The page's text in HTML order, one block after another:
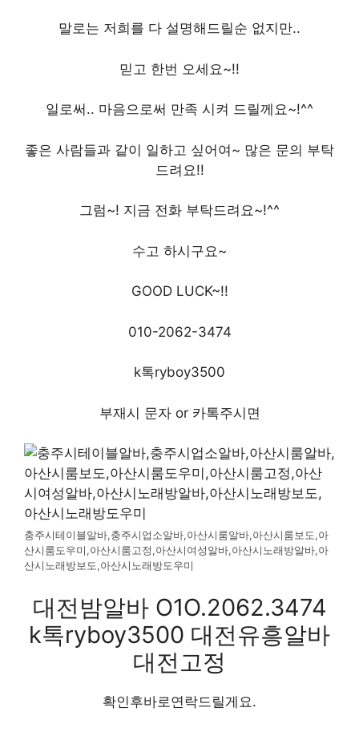
말로는 저희를 다 설명해드릴순 없지만..
믿고 한번 오세요~!!
일로써.. 마음으로써 만족 시켜 드릴께요~!^^
좋은 사람들과 같이 일하고 싶어여~ 많은 문의 부탁
드려요!!
그럼~! 지금 전화 부탁드려요~!^^
수고 하시구요~
GOOD LUCK~!!
010-2062-3474
k톡ryboy3500
부재시 문자 or 카톡주시면
충주시테이블알바,충주시업소알바,아산시룸알바,아산시룸보도,아
산시룸도우미,아산시룸고정,아산시여성알바,아산시노래방알바,아
산시노래방보도,아산시노래방도우미
대전밤알바 O1O.2062.3474
k톡ryboy3500 대전유흥알바
대전고정
확인후바로연락드릴게요.